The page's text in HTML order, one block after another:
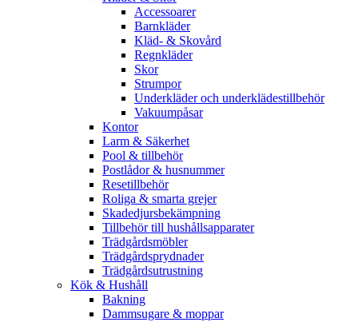
Accessoarer
Barnkläder
Kläd- & Skovård
Regnkläder
Skor
Strumpor
Underkläder och underklädestillbehör
Vakuumpåsar
Kontor
Larm & Säkerhet
Pool & tillbehör
Postlådor & husnummer
Resetillbehör
Roliga & smarta grejer
Skadedjursbekämpning
Tillbehör till hushållsapparater
Trädgårdsmöbler
Trädgårdsprydnader
Trädgårdsutrustning
Kök & Hushåll
Bakning
Dammsugare & moppar